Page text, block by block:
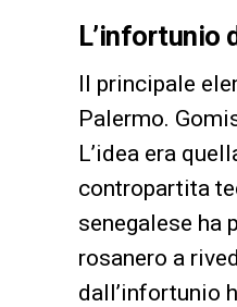
L’infortunio
Il principale
Palermo.
L’idea era
contropartita
senegalese ha
rosanero a
dall’infortunio